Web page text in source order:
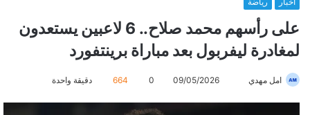
على رأسهم محمد صلاح.. 6 لاعبين يستعدون
لمغادرة ليفربول بعد مباراة برينتفورد
امل مهدي 09/05/2026
0
664 دقيقة واحدة